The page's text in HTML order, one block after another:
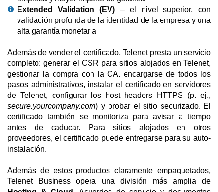
Extended Validation (EV) – el nivel superior, con
validación profunda de la identidad de la empresa y una
alta garantía monetaria
Además de vender el certificado, Telenet presta un servicio
completo: generar el CSR para sitios alojados en Telenet,
gestionar la compra con la CA, encargarse de todos los
pasos administrativos, instalar el certificado en servidores
de Telenet, configurar los host headers HTTPS (p. ej.,
secure.yourcompany.com) y probar el sitio securizado. El
certificado también se monitoriza para avisar a tiempo
antes de caducar. Para sitios alojados en otros
proveedores, el certificado puede entregarse para su auto-
instalación.
Además de estos productos claramente empaquetados,
Telenet Business opera una división más amplia de